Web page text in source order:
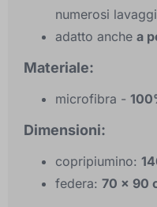
numerosi lavaggi
adatto anche a
Materiale:
microfibra -
Dimensioni:
copripiumino:
federa: 70 x 90